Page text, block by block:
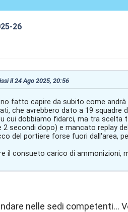
26
il 24 Ago 2025, 20:56
fatto capire da subito come andrà
che avrebbero dato a 19 squadre
cui dobbiamo fidarci, ma tra scelta
2 secondi dopo) e mancato replay
del portiere forse fuori dall'area,
il consueto carico di ammonizioni,
nelle sedi competenti...